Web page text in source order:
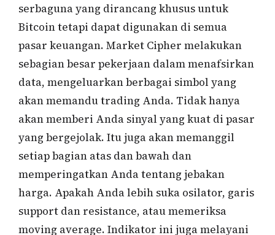
serbaguna yang dirancang khusus untuk
Bitcoin tetapi dapat digunakan di semua
pasar keuangan. Market Cipher melakukan
sebagian besar pekerjaan dalam menafsirkan
data, mengeluarkan berbagai simbol yang
akan memandu trading Anda. Tidak hanya
akan memberi Anda sinyal yang kuat di pasar
yang bergejolak. Itu juga akan memanggil
setiap bagian atas dan bawah dan
memperingatkan Anda tentang jebakan
harga. Apakah Anda lebih suka osilator, garis
support dan resistance, atau memeriksa
moving average. Indikator ini juga melayani